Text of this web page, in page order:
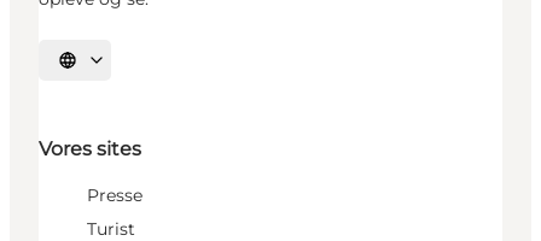
Vælg sprog
Vores sites
Presse
Turist